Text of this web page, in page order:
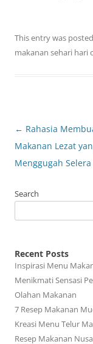
This entry was
makanan sehari hari
Post
navigation
← Rahasia
Makanan Lezat
Menggugah Selera
Search
Recent Posts
Inspirasi Menu
Menikmati Sensasi
Olahan Makanan
7 Resep Makanan
Kreasi Menu Telur
Resep Makanan